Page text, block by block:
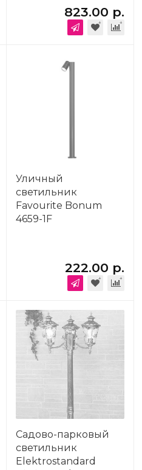
823.00 р.
Уличный
светильник
Favourite Bonum
4659-1F
222.00 р.
Садово-парковый
светильник
Elektrostandard